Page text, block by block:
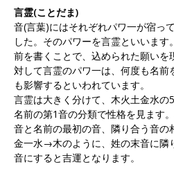
言霊(ことだま)
音(言葉)にはそれぞれパワ一が宿っ
した。そのパワーを言霊といいま
前を書くことで、込められた願いを
対して言霊のパワ一は、何度も名前
も影響するといわれています。
言霊は大きく分けて、木火土金水の
名前の第1音の分類で性格を見ます
音と名前の最初の音、隣り合う音
金一水→木のように、姓の末音に隣
音にすると吉運となります。